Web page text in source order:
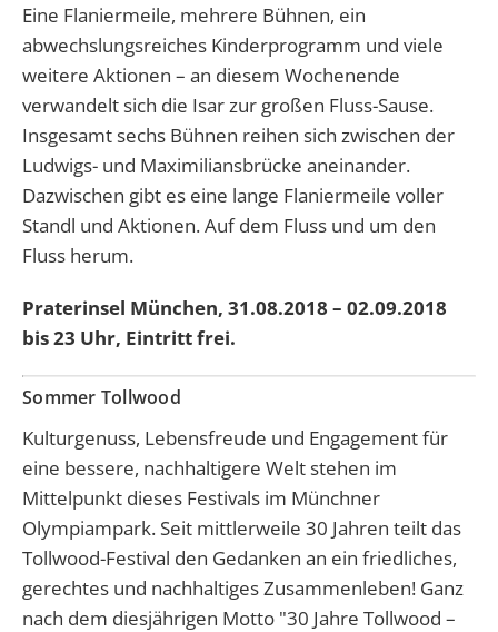
Eine Flaniermeile, mehrere Bühnen, ein
abwechslungsreiches Kinderprogramm und viele
weitere Aktionen – an diesem Wochenende
verwandelt sich die Isar zur großen Fluss-Sause.
Insgesamt sechs Bühnen reihen sich zwischen der
Ludwigs- und Maximiliansbrücke aneinander.
Dazwischen gibt es eine lange Flaniermeile voller
Standl und Aktionen. Auf dem Fluss und um den
Fluss herum.
Praterinsel München, 31.08.2018 – 02.09.2018
bis 23 Uhr, Eintritt frei.
Sommer Tollwood
Kulturgenuss, Lebensfreude und Engagement für
eine bessere, nachhaltigere Welt stehen im
Mittelpunkt dieses Festivals im Münchner
Olympiampark. Seit mittlerweile 30 Jahren teilt das
Tollwood-Festival den Gedanken an ein friedliches,
gerechtes und nachhaltiges Zusammenleben! Ganz
nach dem diesjährigen Motto "30 Jahre Tollwood –